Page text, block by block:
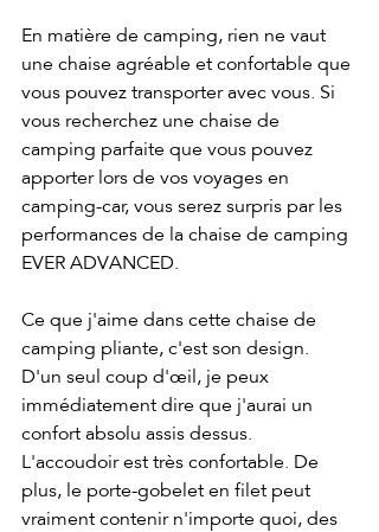
En matière de camping, rien ne vaut
une chaise agréable et confortable que
vous pouvez transporter avec vous. Si
vous recherchez une chaise de
camping parfaite que vous pouvez
apporter lors de vos voyages en
camping-car, vous serez surpris par les
performances de la chaise de camping
EVER ADVANCED.
Ce que j'aime dans cette chaise de
camping pliante, c'est son design.
D'un seul coup d'œil, je peux
immédiatement dire que j'aurai un
confort absolu assis dessus.
L'accoudoir est très confortable. De
plus, le porte-gobelet en filet peut
vraiment contenir n'importe quoi, des